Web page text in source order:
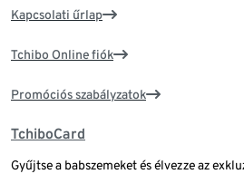
Kapcsolati űrlap
Tchibo Online fiók
Promóciós szabályzatok
TchiboCard
Gyűjtse a babszemeket és élvezze az